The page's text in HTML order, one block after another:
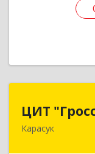
ЦИТ
Карасук
632861,